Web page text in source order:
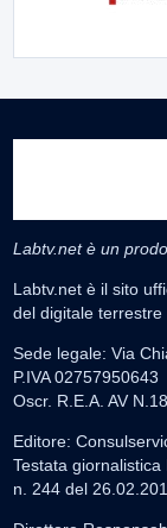
Labtv.net è un
Labtv.net è il sito
del digitale
Sede legale: Via
P.IVA 02757950643
Oscr. R.E.A. AV
Editore:
Testata
n. 244 del